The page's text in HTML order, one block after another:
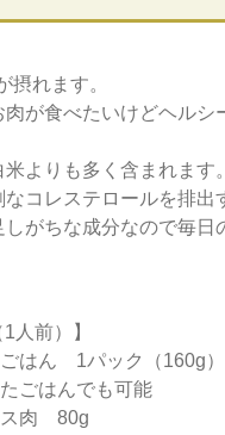
れます。
が食べたいけどヘルシ
よりも多く含まれます
コレステロールを排出
がちな成分なので毎日
1人前）】
ごはん 1パック（160g）
ごはんでも可能
ス肉 80g